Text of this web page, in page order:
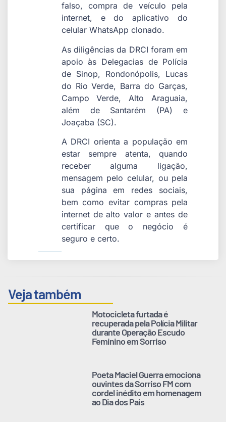
falso, compra de veículo pela
internet, e do aplicativo do
celular WhatsApp clonado.
As diligências da DRCI foram em
apoio às Delegacias de Polícia
de Sinop, Rondonópolis, Lucas
do Rio Verde, Barra do Garças,
Campo Verde, Alto Araguaia,
além de Santarém (PA) e
Joaçaba (SC).
A DRCI orienta a população em
estar sempre atenta, quando
receber alguma ligação,
mensagem pelo celular, ou pela
sua página em redes sociais,
bem como evitar compras pela
internet de alto valor e antes de
certificar que o negócio é
seguro e certo.
Veja também
Motocicleta furtada é
recuperada pela Polícia Militar
durante Operação Escudo
Feminino em Sorriso
Poeta Maciel Guerra emociona
ouvintes da Sorriso FM com
cordel inédito em homenagem
ao Dia dos Pais